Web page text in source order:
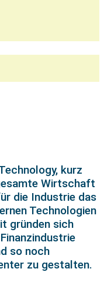
kurz
Wirtschaft
die Industrie das
Technologien
gründen sich
so noch
zu gestalten.